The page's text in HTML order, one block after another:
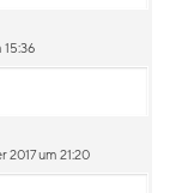
15:36
2017 um 21:20